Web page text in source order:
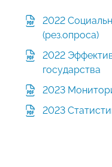
2022
(рез.опроса)
2022
государства
2023
2023